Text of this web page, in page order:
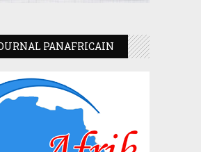
PANAFRICAIN